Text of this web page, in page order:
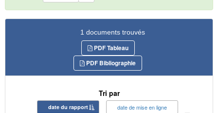
1 documents trouvés
PDF Tableau
PDF Bibliographie
Tri par
date du rapport date de mise en ligne